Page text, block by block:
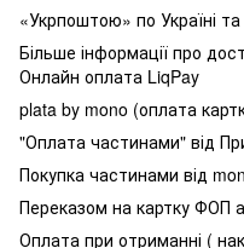
«Укрпоштою» по Україні
Більше інформації про
Онлайн оплата LiqPay
plata by mono (оплата
"Оплата частинами" від
Покупка частинами від
Переказом на картку ФОП
Оплата при отриманні (